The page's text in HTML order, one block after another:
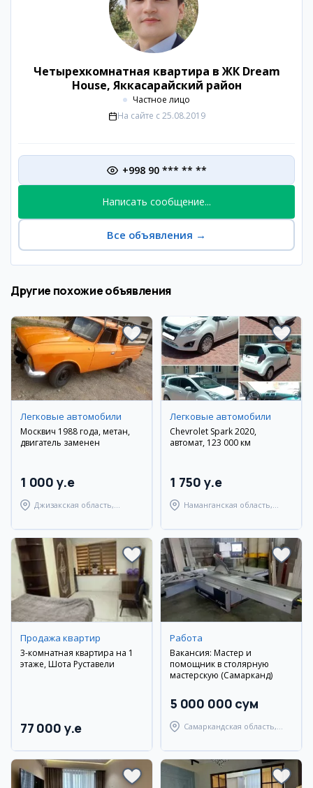
Четырехкомнатная квартира в ЖК Dream
House, Яккасарайский район
Частное лицо
На сайте с 25.08.2019
+998 90 *** ** **
Написать сообщение...
Все объявления →
Другие похожие объявления
Легковые автомобили
Москвич 1988 года, метан,
двигатель заменен
1 000 y.e
Джизакская область,
Легковые автомобили
Chevrolet Spark 2020,
автомат, 123 000 км
1 750 y.e
Наманганская область,
Продажа квартир
3-комнатная квартира на 1
этаже, Шота Руставели
77 000 y.e
Работа
Вакансия: Мастер и
помощник в столярную
мастерскую (Самарканд)
5 000 000 сум
Самаркандская область,